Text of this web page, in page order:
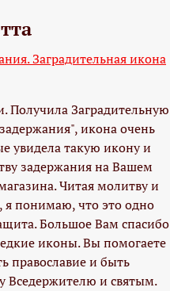
Заградительная икона
Получила Заградительную
икона очень
увидела такую икону и
задержания на Вашем
Читая молитву и
я понимаю, что это одно
Большое Вам спасибо
иконы. Вы помогаете
православие и быть
Вседержителю и святым.